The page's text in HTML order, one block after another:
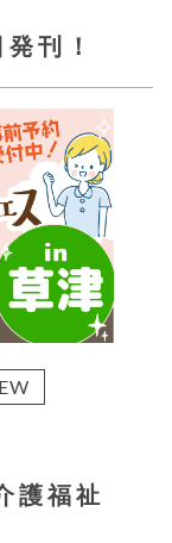
刊！
護福祉